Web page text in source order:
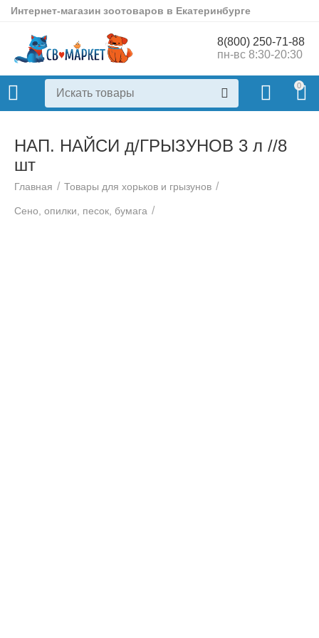
Интернет-магазин зоотоваров в Екатеринбурге
8(800) 250-71-88
пн-вс 8:30-20:30
0
НАП. НАЙСИ д/ГРЫЗУНОВ 3 л //8
шт
Главная / Товары для хорьков и грызунов /
Сено, опилки, песок, бумага /